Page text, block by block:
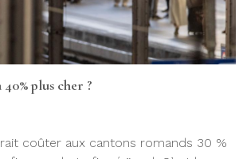
plus cher ?
coûter aux cantons romands 30 %